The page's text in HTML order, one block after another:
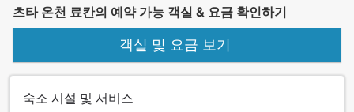
츠타 온천 료칸의 예약 가능 객실 & 요금 확인하기
객실 및 요금 보기
숙소 시설 및 서비스